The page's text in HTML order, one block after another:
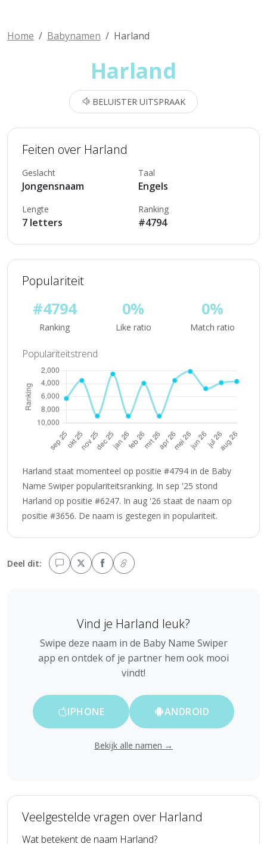
Home Babynamen Harland
Harland
BELUISTER UITSPRAAK
Feiten over Harland
Geslacht
Jongensnaam
Taal
Engels
Lengte
7 letters
Ranking
#4794
Populariteit
#4794
Ranking
0%
Like ratio
0%
Match ratio
Populariteitstrend
Harland staat momenteel op positie #4794 in de Baby
Name Swiper populariteitsranking. In sep '25 stond
Harland op positie #6247. In aug '26 staat de naam op
positie #3656. De naam is gestegen in populariteit.
Deel dit:
Vind je Harland leuk?
Swipe deze naam in de Baby Name Swiper
app en ontdek of je partner hem ook mooi
vindt!
IPHONE ANDROID
Bekijk alle namen →
Veelgestelde vragen over Harland
Wat betekent de naam Harland?